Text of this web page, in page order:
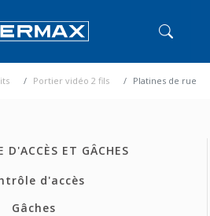
Portier vidéo 2 fils Platines de rue
D'ACCÈS ET GÂCHES
d'accès
Gâches